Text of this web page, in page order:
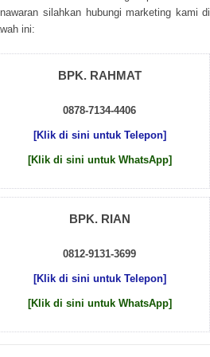
sіlаhkаn hubungі mаrkеtіng kаmі dі
іnі:
BPK. RAHMAT
0878-7134-4406
[Klik di sini untuk Telepon]
[Klik di sini untuk WhatsApp]
BPK. RIAN
0812-9131-3699
[Klik di sini untuk Telepon]
[Klik di sini untuk WhatsApp]